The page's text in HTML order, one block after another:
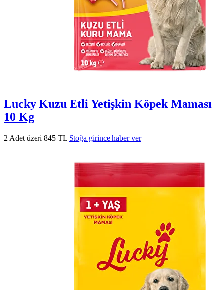
Lucky Kuzu Etli Yetişkin Köpek Maması
10 Kg
2 Adet üzeri 845 TL Stoğa girince haber ver